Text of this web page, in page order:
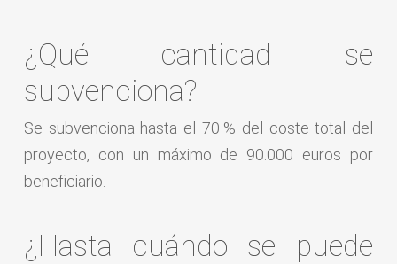
¿Qué cantidad se
subvenciona?
Se subvenciona hasta el 70 % del coste total del
proyecto, con un máximo de 90.000 euros por
beneficiario.
¿Hasta cuándo se puede